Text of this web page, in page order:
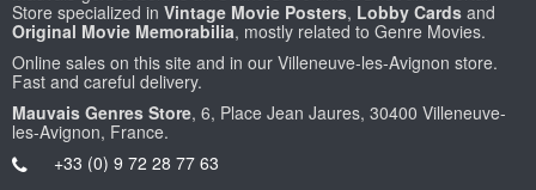
Store specialized in Vintage Movie Posters, Lobby Cards and
Original Movie Memorabilia, mostly related to Genre Movies.
Online sales on this site and in our Villeneuve-les-Avignon store.
Fast and careful delivery.
Mauvais Genres Store, 6, Place Jean Jaures, 30400 Villeneuve-
les-Avignon, France.
+33 (0) 9 72 28 77 63